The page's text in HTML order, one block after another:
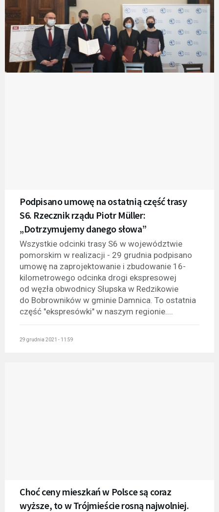
Podpisano umowę na ostatnią część trasy
S6. Rzecznik rządu Piotr Müller:
„Dotrzymujemy danego słowa”
Wszystkie odcinki trasy S6 w województwie
pomorskim w realizacji - 29 grudnia podpisano
umowę na zaprojektowanie i zbudowanie 16-
kilometrowego odcinka drogi ekspresowej
od węzła obwodnicy Słupska w Redzikowie
do Bobrowników w gminie Damnica. To ostatnia
część "ekspresówki" w naszym regionie....
29 grudnia 2021 - 11:59
Choć ceny mieszkań w Polsce są coraz
wyższe, to w Trójmieście rosną najwolniej.